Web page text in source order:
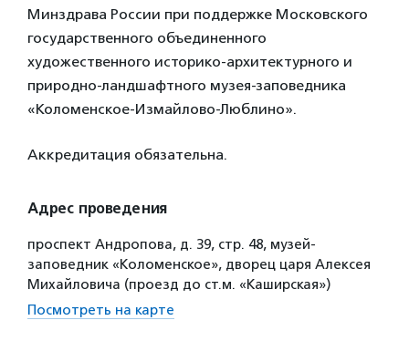
Минздрава России при поддержке Московского
государственного объединенного
художественного историко-архитектурного и
природно-ландшафтного музея-заповедника
«Коломенское-Измайлово-Люблино».
Аккредитация обязательна.
Адрес проведения
проспект Андропова, д. 39, стр. 48, музей-
заповедник «Коломенское», дворец царя Алексея
Михайловича (проезд до ст.м. «Каширская»)
Посмотреть на карте